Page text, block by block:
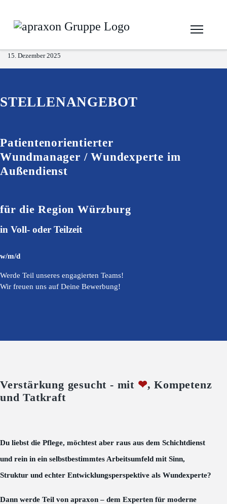
15. Dezember 2025
STELLENANGEBOT
Patientenorientierter
Wundmanager / Wundexperte im
Außendienst
für die Region Würzburg
in Voll- oder Teilzeit
w/m/d
Werde Teil unseres engagierten Teams!
Wir freuen uns auf Deine Bewerbung!
Verstärkung gesucht - mit ❤, Kompetenz
und Tatkraft
Du liebst die Pflege, möchtest aber raus aus dem Schichtdienst
und rein in ein selbstbestimmtes Arbeitsumfeld mit Sinn,
Struktur und echter Entwicklungsperspektive als Wundexperte?
Dann werde Teil von apraxon – dem Experten für moderne